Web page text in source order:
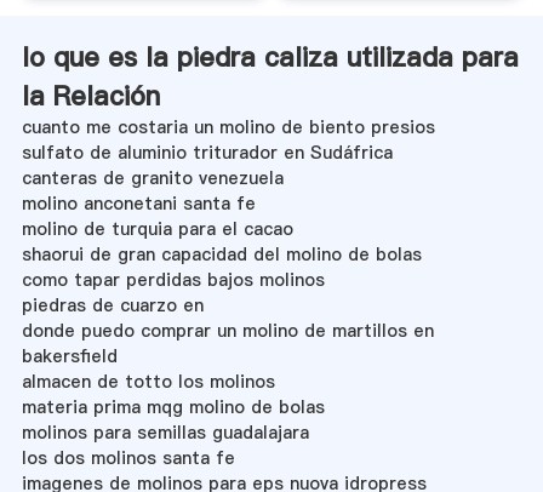
lo que es la piedra caliza utilizada para
la Relación
cuanto me costaria un molino de biento presios
sulfato de aluminio triturador en Sudáfrica
canteras de granito venezuela
molino anconetani santa fe
molino de turquia para el cacao
shaorui de gran capacidad del molino de bolas
como tapar perdidas bajos molinos
piedras de cuarzo en
donde puedo comprar un molino de martillos en
bakersfield
almacen de totto los molinos
materia prima mqg molino de bolas
molinos para semillas guadalajara
los dos molinos santa fe
imagenes de molinos para eps nuova idropress